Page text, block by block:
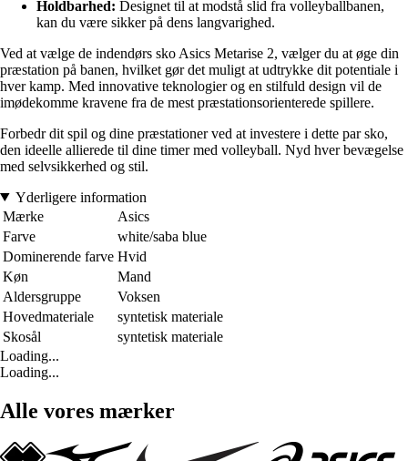
Holdbarhed: Designet til at modstå slid fra volleyballbanen,
kan du være sikker på dens langvarighed.
Ved at vælge de indendørs sko Asics Metarise 2, vælger du at øge din
præstation på banen, hvilket gør det muligt at udtrykke dit potentiale i
hver kamp. Med innovative teknologier og en stilfuld design vil de
imødekomme kravene fra de mest præstationsorienterede spillere.
Forbedr dit spil og dine præstationer ved at investere i dette par sko,
den ideelle allierede til dine timer med volleyball. Nyd hver bevægelse
med selvsikkerhed og stil.
Yderligere information
Mærke
Asics
Farve
white/saba blue
Dominerende farve Hvid
Køn
Mand
Aldersgruppe
Voksen
Hovedmateriale
syntetisk materiale
Skosål
syntetisk materiale
Loading...
Loading...
Alle vores mærker